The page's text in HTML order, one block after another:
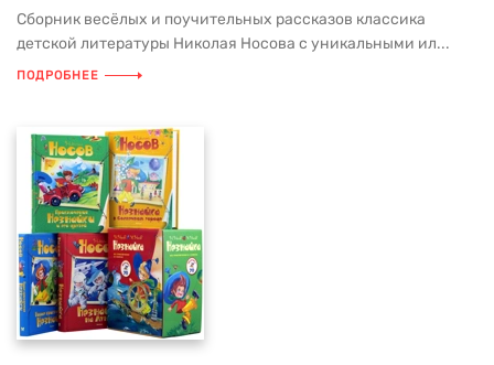
Сборник весёлых и поучительных рассказов классика
детской литературы Николая Носова с уникальными ил...
ПОДРОБНЕЕ